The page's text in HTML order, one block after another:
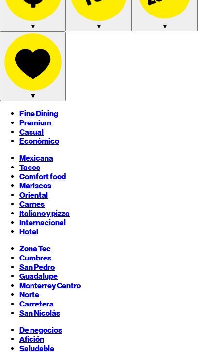
▼ ▼ ▼
▼
Fine Dining
Premium
Casual
Económico
Mexicana
Tacos
Comfort food
Mariscos
Oriental
Carnes
Italiano y pizza
Internacional
Hotel
Zona Tec
Cumbres
San Pedro
Guadalupe
MonterreyCentro
Norte
Carretera
San Nicolás
De negocios
Afición
Saludable